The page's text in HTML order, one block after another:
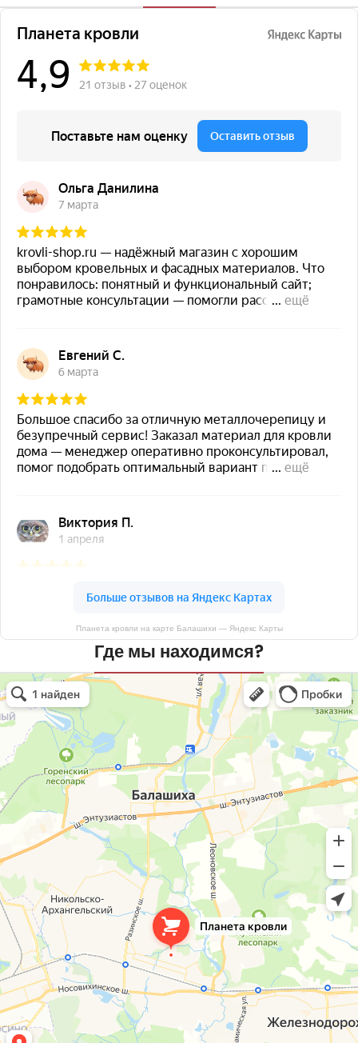
Планета кровли на карте Балашихи — Яндекс Карты
Где мы находимся?
Планета кровли
Кровля и кровельные материалы в Балашихе
Окна в Балашихе